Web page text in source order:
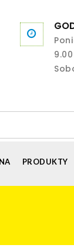
PRODUKTY